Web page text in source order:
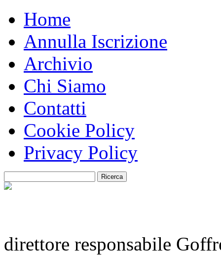
Home
Annulla Iscrizione
Archivio
Chi Siamo
Contatti
Cookie Policy
Privacy Policy
direttore responsabile